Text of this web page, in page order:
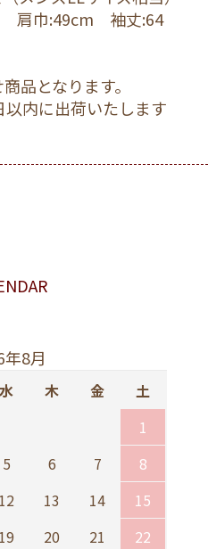
肩巾:49cm 袖丈:64
品となります。
内に出荷いたします
8月
水 木 金
土
1
5 6 7
8
12 13 14
15
19 20 21
22